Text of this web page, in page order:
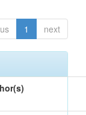
1 next